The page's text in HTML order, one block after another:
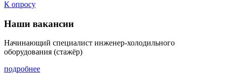
К опросу
Наши вакансии
Начинающий специалист инженер-холодильного
оборудования (стажёр)
подробнее